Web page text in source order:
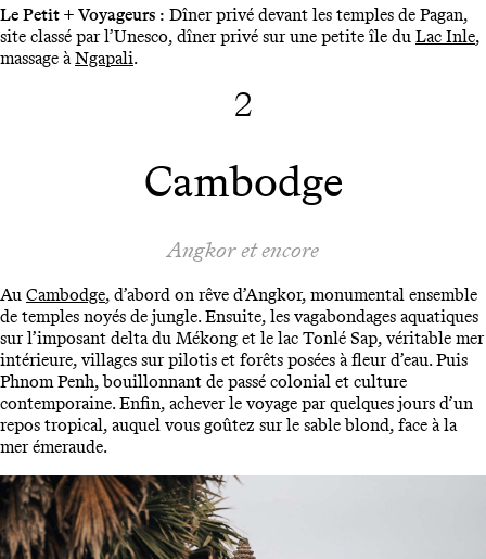
Le Petit + Voyageurs : Dîner privé devant les temples de Pagan,
site classé par l’Unesco, dîner privé sur une petite île du Lac Inle,
massage àNgapali.
2
Cambodge
Angkor et encore
Au Cambodge, d’abord on rêve d’Angkor, monumental ensemble
de temples noyés de jungle. Ensuite, les vagabondages aquatiques
sur l’imposant delta du Mékong et le lac Tonlé Sap, véritable mer
intérieure, villages sur pilotis et forêts posées à fleur d’eau. Puis
Phnom Penh, bouillonnant de passé colonial et culture
contemporaine. Enfin, achever le voyage par quelques jours d’un
repos tropical, auquel vous goûtez sur le sable blond, face à la
mer émeraude.